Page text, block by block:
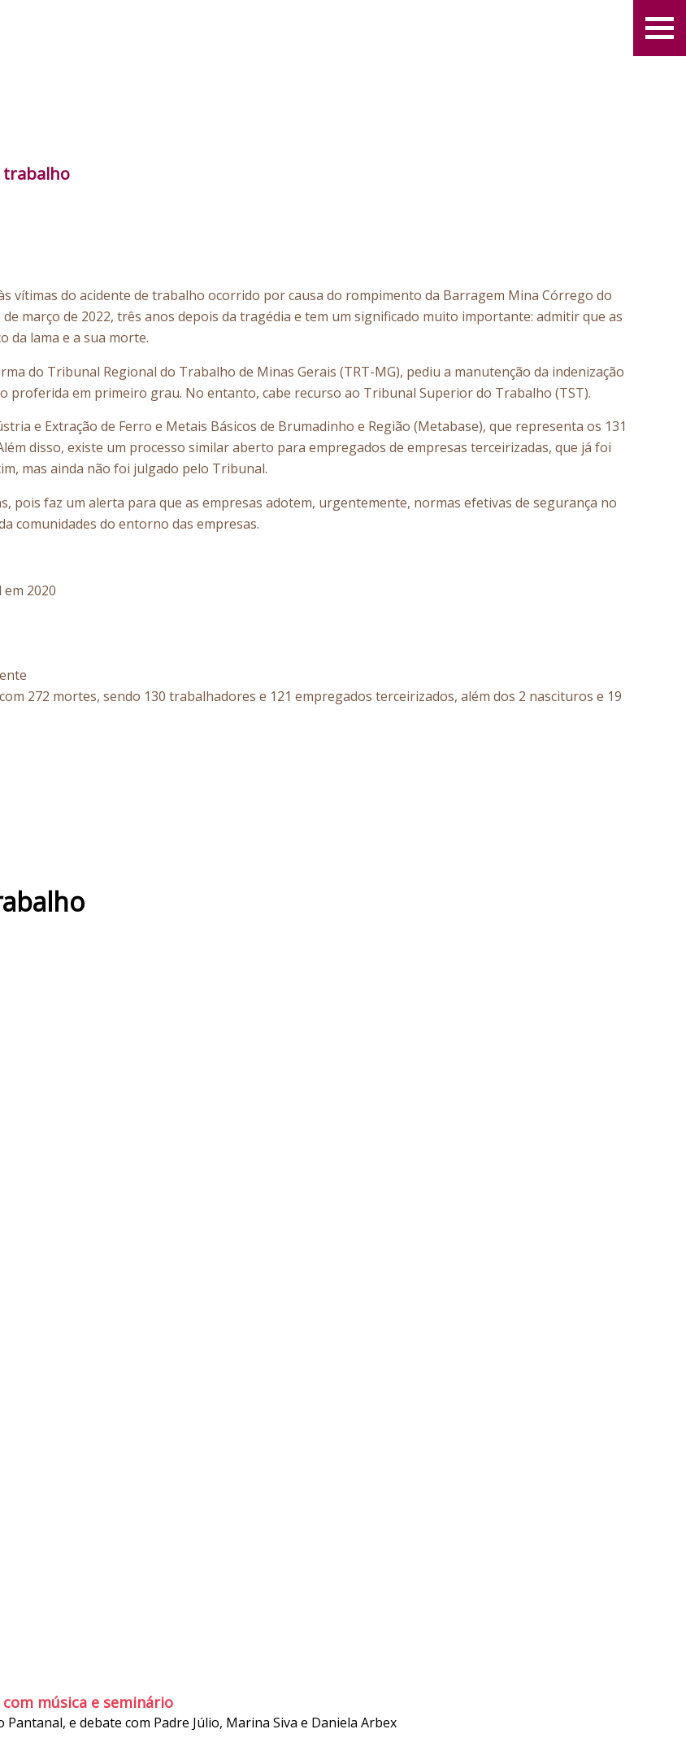
trabalho
vítimas do acidente de trabalho ocorrido por causa do rompimento da Barragem Mina Córrego do
março de 2022, três anos depois da tragédia e tem um significado muito importante: admitir que as
da lama e a sua morte.
do Tribunal Regional do Trabalho de Minas Gerais (TRT-MG), pediu a manutenção da indenização
proferida em primeiro grau. No entanto, cabe recurso ao Tribunal Superior do Trabalho (TST).
e Extração de Ferro e Metais Básicos de Brumadinho e Região (Metabase), que representa os 131
disso, existe um processo similar aberto para empregados de empresas terceirizadas, que já foi
mas ainda não foi julgado pelo Tribunal.
pois faz um alerta para que as empresas adotem, urgentemente, normas efetivas de segurança no
comunidades do entorno das empresas.
2020
272 mortes, sendo 130 trabalhadores e 121 empregados terceirizados, além dos 2 nascituros e 19
música e seminário
e debate com Padre Júlio, Marina Siva e Daniela Arbex